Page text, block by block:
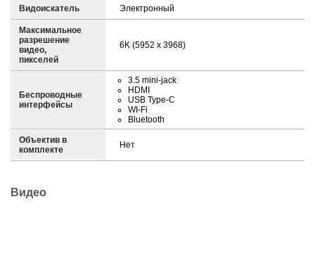
Видоискатель Электронный
Максимальное
разрешение
видео,
пикселей
6K (5952 х 3968)
Беспроводные
интерфейсы
3.5 mini-jack
HDMI
USB Type-C
WI-Fi
Bluetooth
Объектив в
комплекте
Нет
Видео